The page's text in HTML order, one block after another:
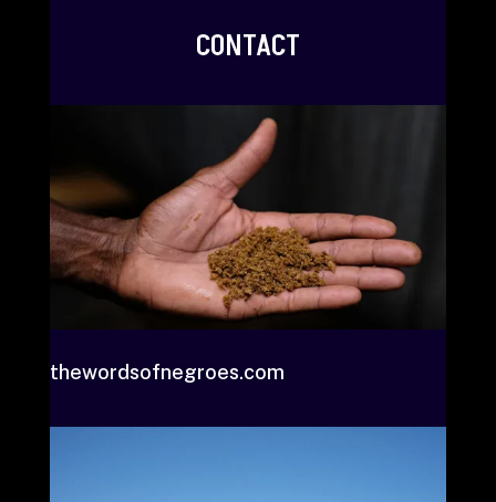
CONTACT
thewordsofnegroes.com